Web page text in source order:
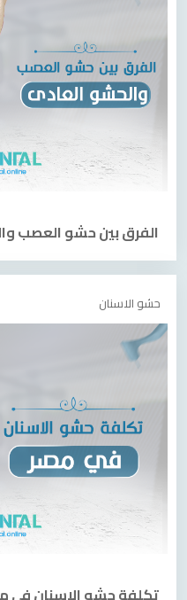
الفرق بين حشو العصب
حشو الاسنان
تكلفة حشو الاسنان في